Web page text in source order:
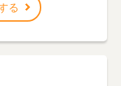
る